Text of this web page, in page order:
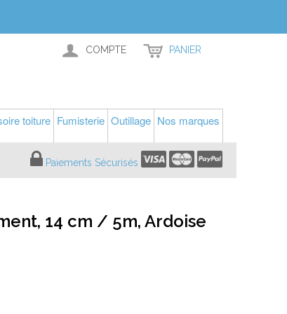
COMPTE PANIER
toiture Fumisterie Outillage Nos marques
Paiements Sécurisés
14 cm / 5m, Ardoise